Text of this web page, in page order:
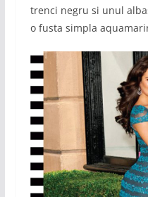
trenci negru si unul
o fusta simpla